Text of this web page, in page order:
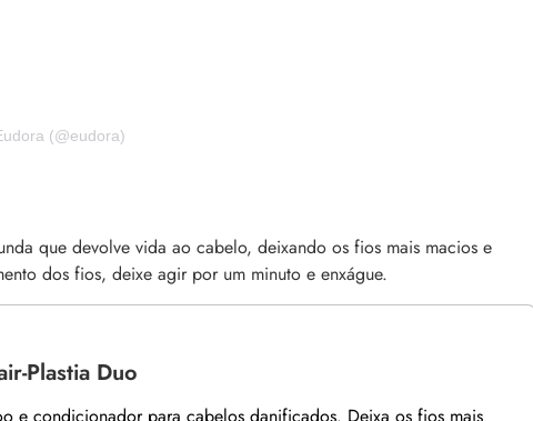
(@eudora)
que devolve vida ao cabelo, deixando os fios mais macios e
dos fios, deixe agir por um minuto e enxágue.
Plastia Duo
e condicionador para cabelos danificados. Deixa os fios mais